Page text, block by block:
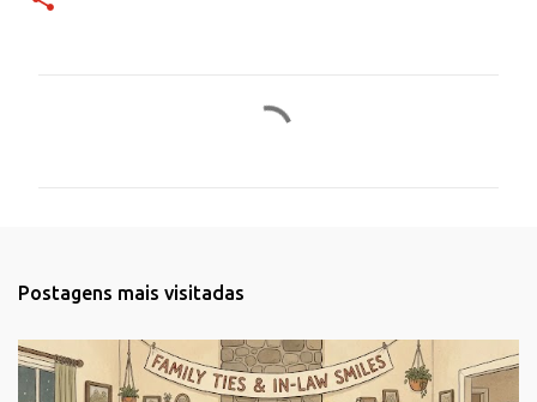
r
i
Postagens mais visitadas